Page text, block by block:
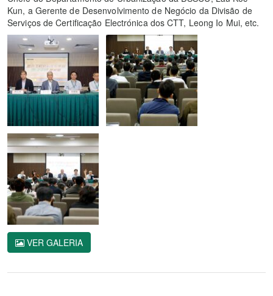
Kun, a Gerente de Desenvolvimento de Negócio da Divisão de
Serviços de Certificação Electrónica dos CTT, Leong Io Mui, etc.
VER GALERIA